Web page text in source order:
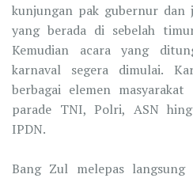
kunjungan pak gubernur dan
yang berada di sebelah
Kemudian acara yang
karnaval segera dimulai.
berbagai elemen
parade TNI, Polri, ASN
IPDN.
Bang Zul melepas langsung